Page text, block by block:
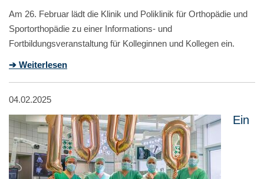
Am 26. Februar lädt die Klinik und Poliklinik für Orthopädie und
Sportorthopädie zu einer Informations- und
Fortbildungsveranstaltung für Kolleginnen und Kollegen ein.
➔ Weiterlesen
04.02.2025
Ein